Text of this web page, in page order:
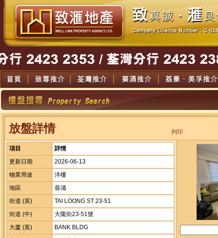
放盤詳情 列印
項目
詳情
更新日期
2026-06-13
物業用途
洋樓
地區
葵涌
街道 (英)
TAI LOONG ST 23-51
街道 (中)
大隴街23-51號
大廈 (英)
BANK BLDG